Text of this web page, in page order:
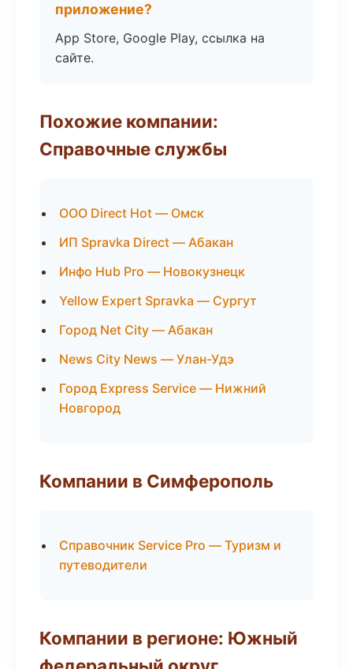
приложение?
App Store, Google Play, ссылка на
сайте.
Похожие компании:
Справочные службы
ООО Direct Hot — Омск
ИП Spravka Direct — Абакан
Инфо Hub Pro — Новокузнецк
Yellow Expert Spravka — Сургут
Город Net City — Абакан
News City News — Улан-Удэ
Город Express Service — Нижний
Новгород
Компании в Симферополь
Справочник Service Pro — Туризм и
путеводители
Компании в регионе: Южный